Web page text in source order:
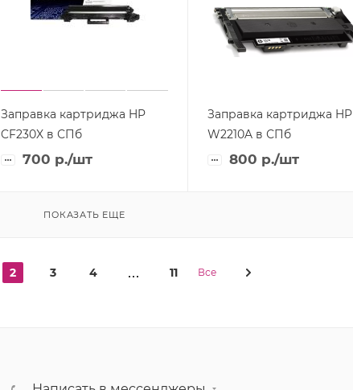
Заправка картриджа HP
CF230X в СПб
700 р./шт
Заправка картриджа HP
W2210A в СПб
800 р./шт
ПОКАЗАТЬ ЕЩЕ
2 3 4 11 Все